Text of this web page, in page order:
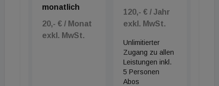
anderem auch, dass eine verpflichtende Wartung in
der TRVB 122 S vorgeschrieben ist. Ein Fachmann,
der einmal im Jahr die Wohnung betritt, kann neben
der technischen Überprüfung auch eine Sichtprüfung
durchführen, die gewährleistet, dass die Melder
weder abmontiert wurden, noch durch Umbauten in
monatlich
20,- € / Monat
exkl. MwSt.
120,- € / Jahr
exkl. MwSt.
Unlimitierter
Zugang zu allen
Leistungen inkl.
5 Personen
Abos